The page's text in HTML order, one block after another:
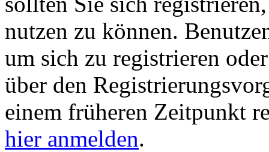
nutzen zu können.
um sich zu registrieren
über den
einem früheren Zeitpunkt
hier anmelden.